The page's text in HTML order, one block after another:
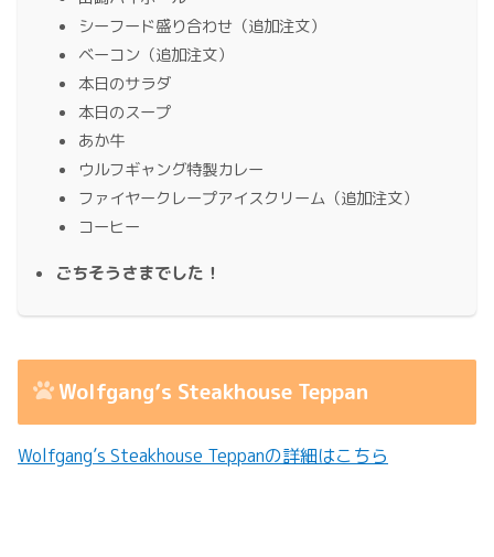
シーフード盛り合わせ（追加注文）
ベーコン（追加注文）
本日のサラダ
本日のスープ
あか牛
ウルフギャング特製カレー
ファイヤークレープアイスクリーム（追加注文）
コーヒー
ごちそうさまでした！
Wolfgang’s Steakhouse Teppan
Wolfgang’s Steakhouse Teppanの詳細はこちら